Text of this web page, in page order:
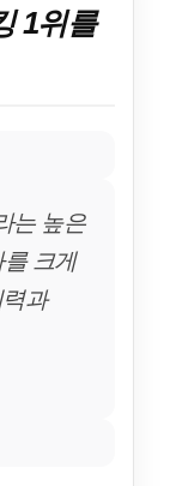
1위를
는 높은
크게
과